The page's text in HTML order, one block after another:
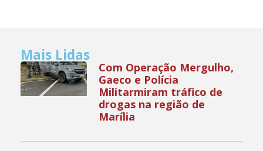
Mais Lidas
Com Operação Mergulho,
Gaeco e Polícia
Militarmiram tráfico de
drogas na região de
Marília